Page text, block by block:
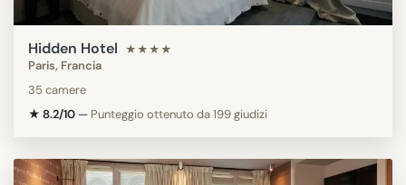
Hidden Hotel ★★★★
Paris, Francia
35 camere
★ 8.2/10 — Punteggio ottenuto da 199 giudizi